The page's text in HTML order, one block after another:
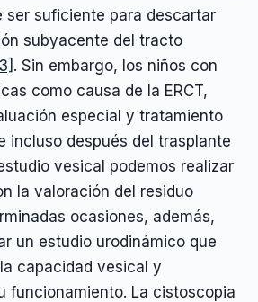
ser suficiente para descartar
subyacente del tracto
. Sin embargo, los niños con
como causa de la ERCT,
especial y tratamiento
incluso después del trasplante
vesical podemos realizar
la valoración del residuo
ocasiones, además,
un estudio urodinámico que
capacidad vesical y
funcionamiento. La cistoscopia